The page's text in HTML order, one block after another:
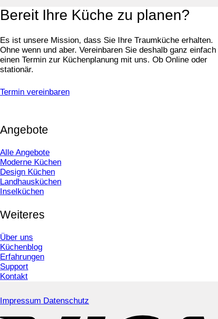
Bereit Ihre Küche zu planen?
Es ist unsere Mission, dass Sie Ihre Traumküche erhalten.
Ohne wenn und aber. Vereinbaren Sie deshalb ganz einfach
einen Termin zur Küchenplanung mit uns. Ob Online oder
stationär.
Termin vereinbaren
Angebote
Alle Angebote
Moderne Küchen
Design Küchen
Landhausküchen
Inselküchen
Weiteres
Über uns
Küchenblog
Erfahrungen
Support
Kontakt
Impressum Datenschutz